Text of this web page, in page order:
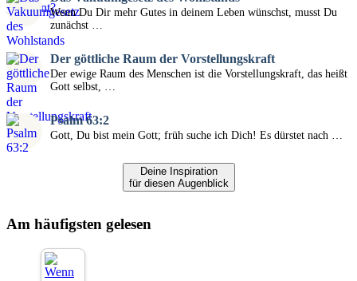
Wenn Du Dir mehr Gutes in deinem Leben wünschst, musst Du
zunächst …
Der göttliche Raum der Vorstellungskraft
Der ewige Raum des Menschen ist die Vorstellungskraft, das heißt
Gott selbst, …
Psalm 63:2
Gott, Du bist mein Gott; früh suche ich Dich! Es dürstet nach …
Deine Inspiration
für diesen Augenblick
Am häufigsten gelesen